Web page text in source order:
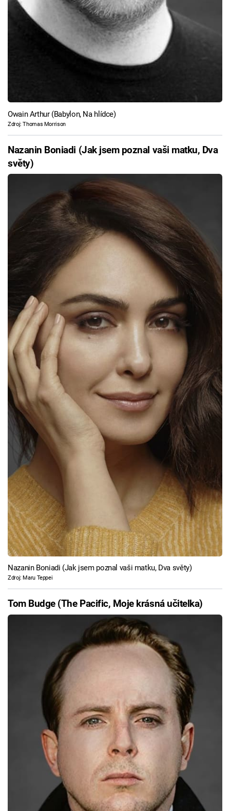
Owain Arthur (Babylon, Na hlídce)
Zdroj: Thomas Morrison
Nazanin Boniadi (Jak jsem poznal vaši matku, Dva
světy)
Nazanin Boniadi (Jak jsem poznal vaši matku, Dva světy)
Zdroj: Maru Teppei
Tom Budge (The Pacific, Moje krásná učitelka)